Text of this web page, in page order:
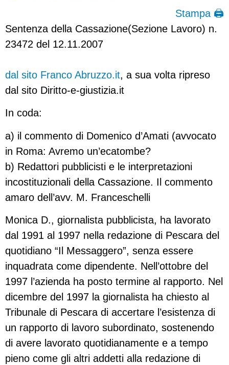
Stampa 🖨
Sentenza della Cassazione(Sezione Lavoro) n.
23472 del 12.11.2007
dal sito Franco Abruzzo.it, a sua volta ripreso
dal sito Diritto-e-giustizia.it
In coda:
a) il commento di Domenico d’Amati (avvocato
in Roma: Avremo un’ecatombe?
b) Redattori pubblicisti e le interpretazioni
incostituzionali della Cassazione. Il commento
amaro dell’avv. M. Franceschelli
Monica D., giornalista pubblicista, ha lavorato
dal 1991 al 1997 nella redazione di Pescara del
quotidiano “Il Messaggero”, senza essere
inquadrata come dipendente. Nell’ottobre del
1997 l’azienda ha posto termine al rapporto. Nel
dicembre del 1997 la giornalista ha chiesto al
Tribunale di Pescara di accertare l’esistenza di
un rapporto di lavoro subordinato, sostenendo
di avere lavorato quotidianamente e a tempo
pieno come gli altri addetti alla redazione di